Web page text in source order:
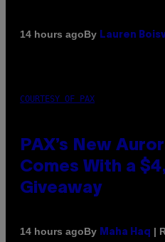
14 hours agoBy Lauren
COURTESY OF PAX
PAX’s New
Comes With a
Giveaway
14 hours agoBy Maha Haq |